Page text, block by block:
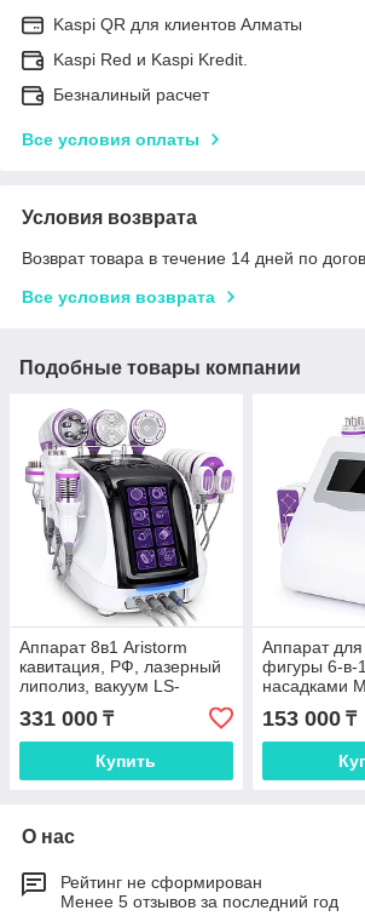
Kaspi QR для клиентов Алматы
Kaspi Red и Kaspi Kredit.
Безналиный расчет
Все условия оплаты
Условия возврата
Возврат товара в течение 14 дней по
Все условия возврата
Подобные товары компании
Аппарат 8в1 Aristorm
кавитация, РФ, лазерный
липолиз, вакуум LS-
78D2MAXSB
331 000 ₸
Купить
Аппарат для
фигуры 6-в-
насадками
153 000₸
О нас
Рейтинг не сформирован
Менее 5 отзывов за последний год